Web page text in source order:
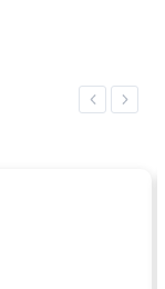
Previous
Next